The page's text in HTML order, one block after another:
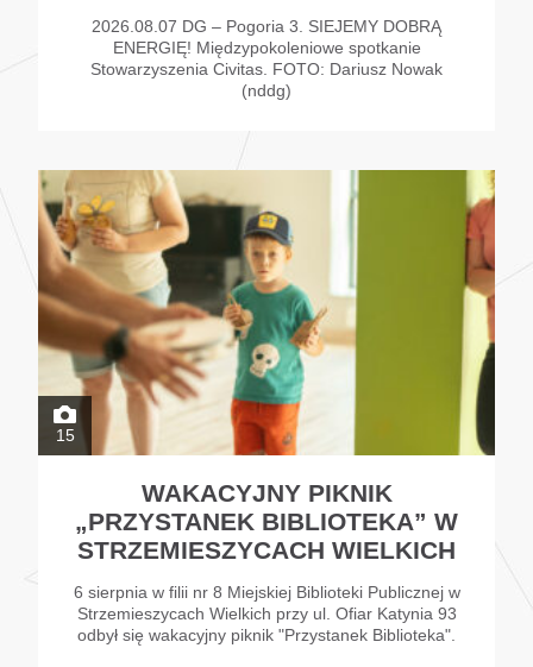
2026.08.07 DG – Pogoria 3. SIEJEMY DOBRĄ
ENERGIĘ! Międzypokoleniowe spotkanie
Stowarzyszenia Civitas. FOTO: Dariusz Nowak
(nddg)
15
WAKACYJNY PIKNIK
„PRZYSTANEK BIBLIOTEKA” W
STRZEMIESZYCACH WIELKICH
6 sierpnia w filii nr 8 Miejskiej Biblioteki Publicznej w
Strzemieszycach Wielkich przy ul. Ofiar Katynia 93
odbył się wakacyjny piknik "Przystanek Biblioteka".